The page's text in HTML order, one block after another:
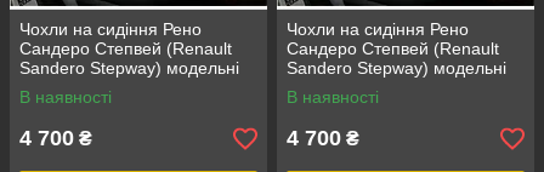
Чохли на сидіння Рено
Сандеро Степвей (Renault
Sandero Stepway) модельні
MAX з екошкіри Чорно-
червоний
В наявності
4 700 ₴
Чохли на сидіння Рено
Сандеро Степвей (Renault
Sandero Stepway) модельні
MAX з екошкіри Чорно-синій
В наявності
4 700 ₴